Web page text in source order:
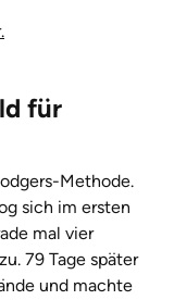
für
Methode.
sich im ersten
mal vier
79 Tage später
und machte